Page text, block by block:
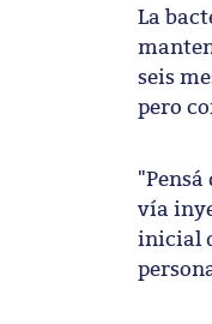
La
seis
pero
vía
inicial